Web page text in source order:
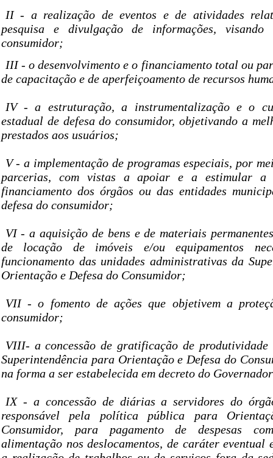
II - a realização de eventos e de atividades
pesquisa e divulgação de informações,
consumidor;
III - o desenvolvimento e o financiamento total ou
de capacitação e de aperfeiçoamento de recursos
IV - a estruturação, a instrumentalização e o
estadual de defesa do consumidor, objetivando a
prestados aos usuários;
V - a implementação de programas especiais, por
parcerias, com vistas a apoiar e a estimular a
financiamento dos órgãos ou das entidades
defesa do consumidor;
VI - a aquisição de bens e de materiais
de locação de imóveis e/ou equipamentos
funcionamento das unidades administrativas da
Orientação e Defesa do Consumidor;
VII - o fomento de ações que objetivem a
consumidor;
VIII- a concessão de gratificação de produtividade
Superintendência para Orientação e Defesa do
na forma a ser estabelecida em decreto do
IX - a concessão de diárias a servidores do
responsável pela política pública para
Consumidor, para pagamento de despesas
alimentação nos deslocamentos, de caráter